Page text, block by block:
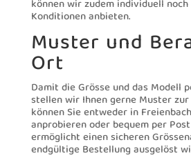
können wir zudem individuell
Konditionen anbieten.
Muster und
Ort
Damit die Grösse und das Modell
stellen wir Ihnen gerne Muster
können Sie entweder in
anprobieren oder bequem per
ermöglicht einen sicheren
endgültige Bestellung ausgelöst